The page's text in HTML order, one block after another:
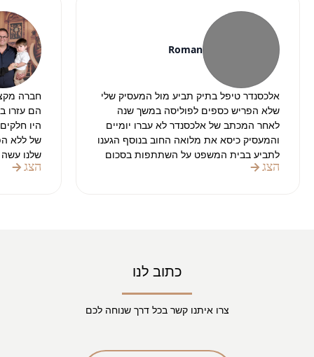
Roman
אלכסנדר טיפל בתיק תביע מול המעסיק שלי
שלא הפריש כספים לפוליסה במשך שנה
לאחר המכתב של אלכסנדר לא עברו יומיים
והמעסיק כיסא את מלואה החוב בנוסף הגענו
לתביע בבית המשפט על השתתפות בסכום
הטרחה לעורך דין וגם שם אלכסנדר הצליח
הצג
חברה
הם עזרו
של ללא
שלנו
והניירת.
הצג
כתוב לנו
צרו איתנו קשר בכל דרך שנוחה לכם